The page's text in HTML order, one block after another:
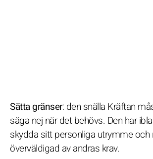
Sätta gränser: den snälla Kräftan
säga nej när det behövs. Den har
skydda sitt personliga utrymme och
överväldigad av andras krav.